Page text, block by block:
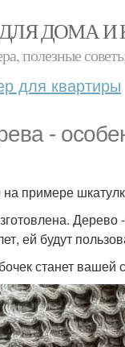
ДОМА И
полезные
для квартиры
-
примере
ей будут
станет